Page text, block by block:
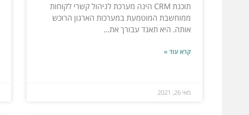
תוכנת CRM הינה מערכת לניהול קשרי לקוחות
ממוחשבת המוטמעת במערכות הארגון הרוכש
אותה. היא תאגד עבורך את...
קרא עוד »
מאי 26, 2021